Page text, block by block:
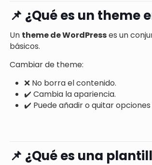
📌 ¿Qué es un theme
Un theme de WordPresses un
básicos.
Cambiar de theme:
❌ No borra el contenido.
✔️ Cambia la apariencia.
✔️ Puede añadir o quitar opciones
📌 ¿Qué es una